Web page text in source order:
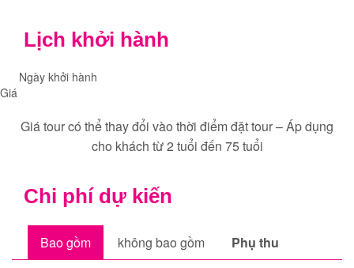
Lịch khởi hành
Ngày khởi hành
Giá
Giá tour có thể thay đổi vào thời điểm đặt tour – Áp dụng
cho khách từ 2 tuổi đến 75 tuổi
Chi phí dự kiến
Bao gồm không bao gồm
Phụ thu